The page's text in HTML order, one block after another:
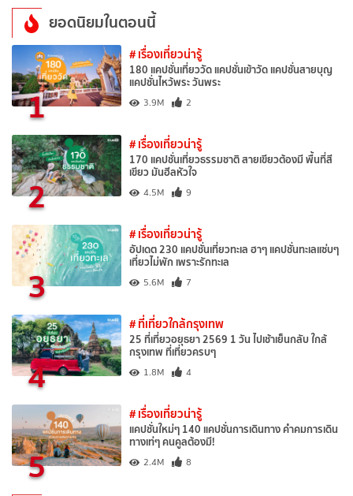
ยอดนิยมในตอนนี้
1
# เรื่องเที่ยวน่ารู้
180 แคปชั่นเที่ยววัด แคปชั่นเข้าวัด แคปชั่นสายบุญ
แคปชั่นไหว้พระ วันพระ
3.9M 2
2
# เรื่องเที่ยวน่ารู้
170 แคปชั่นเที่ยวธรรมชาติ สายเขียวต้องมี พื้นที่สี
เขียว มันฮีลหัวใจ
4.5M 9
3
# เรื่องเที่ยวน่ารู้
อัปเดต 230 แคปชั่นเที่ยวทะเล ฮาๆ แคปชั่นทะเลแซ่บๆ
เที่ยวไม่พัก เพราะรักทะเล
5.6M 7
4
# ที่เที่ยวใกล้กรุงเทพ
25 ที่เที่ยวอยุธยา 2569 1 วัน ไปเช้าเย็นกลับ ใกล้
กรุงเทพ ที่เที่ยวครบๆ
1.8M 4
5
# เรื่องเที่ยวน่ารู้
แคปชั่นใหม่ๆ 140 แคปชั่นการเดินทาง คำคมการเดิน
ทางเท่ๆ คนคูลต้องมี!
2.4M 8